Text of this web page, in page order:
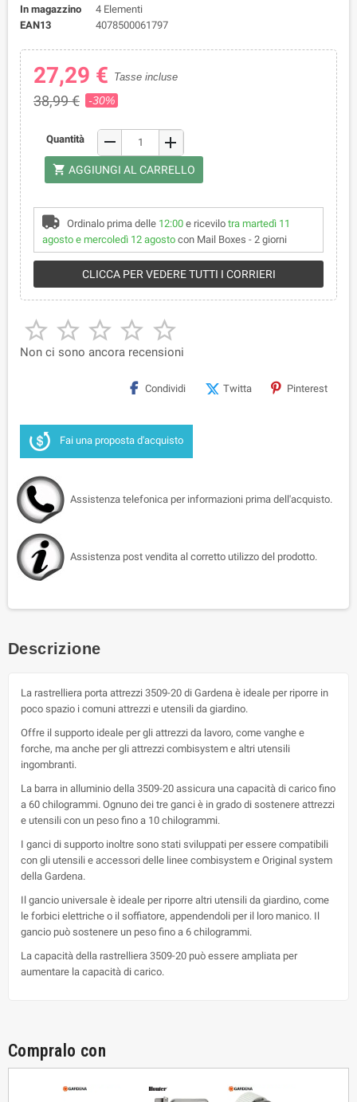
In magazzino
4 Elementi
EAN13
4078500061797
27,29 € Tasse incluse
38,99 € -30%
Quantità remove add
shopping_cart AGGIUNGI AL CARRELLO
Ordinalo prima delle 12:00e ricevilo tra martedì 11
agosto e mercoledì 12 agosto con Mail Boxes - 2 giorni
CLICCA PER VEDERE TUTTI I CORRIERI
    
Non ci sono ancora recensioni
Condividi Twitta Pinterest
Fai una proposta d'acquisto
Assistenza telefonica per informazioni prima dell'acquisto.
Assistenza post vendita al corretto utilizzo del prodotto.
Descrizione
La rastrelliera porta attrezzi 3509-20 di Gardena è ideale per riporre in
poco spazio i comuni attrezzi e utensili da giardino.
Offre il supporto ideale per gli attrezzi da lavoro, come vanghe e
forche, ma anche per gli attrezzi combisystem e altri utensili
ingombranti.
La barra in alluminio della 3509-20 assicura una capacità di carico fino
a 60 chilogrammi. Ognuno dei tre ganci è in grado di sostenere attrezzi
e utensili con un peso fino a 10 chilogrammi.
I ganci di supporto inoltre sono stati sviluppati per essere compatibili
con gli utensili e accessori delle linee combisystem e Original system
della Gardena.
Il gancio universale è ideale per riporre altri utensili da giardino, come
le forbici elettriche o il soffiatore, appendendoli per il loro manico. Il
gancio può sostenere un peso fino a 6 chilogrammi.
La capacità della rastrelliera 3509-20 può essere ampliata per
aumentare la capacità di carico.
Compralo con